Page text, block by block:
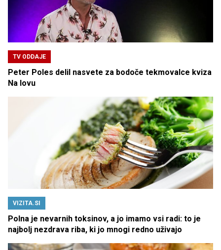
TV ODDAJE
Peter Poles delil nasvete za bodoče tekmovalce kviza
Na lovu
VIZITA.SI
Polna je nevarnih toksinov, a jo imamo vsi radi: to je
najbolj nezdrava riba, ki jo mnogi redno uživajo